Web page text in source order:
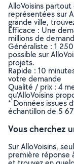
AlloVoisins
représentées sur
grande ville,
Efficace : Une
millions de
Généraliste : 1
possible sur
projets.
Rapide : 10
votre demande
Qualité / prix : 4
qu’AlloVoisins
* Données issues
échantillon de 5
Vous cherchez
Sur AlloVoisins,
première réponse